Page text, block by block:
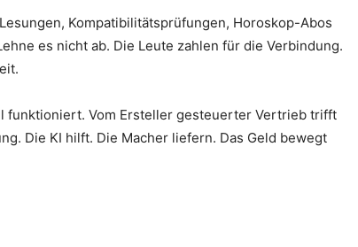
Kompatibilitätsprüfungen, Horoskop-Abos
es nicht ab. Die Leute zahlen für die Verbindung.
funktioniert. Vom Ersteller gesteuerter Vertrieb trifft
Die KI hilft. Die Macher liefern. Das Geld bewegt